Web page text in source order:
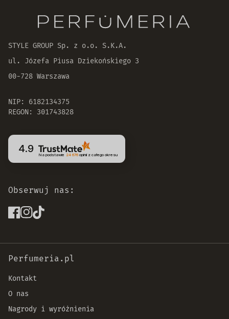
30 dni na zwrot zamówienia
STYLE GROUP Sp. z o.o. S.K.A.
ul. Józefa Piusa Dziekońskiego 3
00-728 Warszawa
NIP: 6182134375
REGON: 301743828
4.9
Na podstawie 24 676opinii z całego okresu
Obserwuj nas:
Perfumeria.pl
Kontakt
O nas
Nagrody i wyróżnienia